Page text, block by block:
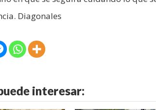
Diagonales
interesar: